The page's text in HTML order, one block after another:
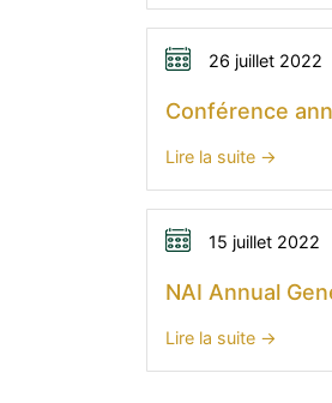
2022
Brazilian
Arbitration
26 juillet 2022
Conférence
Lire la suite:
annuelle
AFA
|
15 juillet 2022
NAI Annual
Lire la suite: